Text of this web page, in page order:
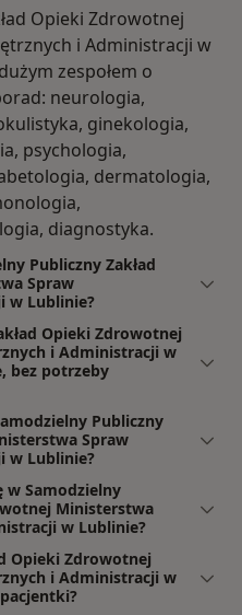
Opieki Zdrowotnej
i Administracji w
zespołem o
neurologia,
ginekologia,
psychologia,
dermatologia,
diagnostyka.
Publiczny Zakład
Spraw
w Lublinie?
Opieki Zdrowotnej
i Administracji w
bez potrzeby
Publiczny
Spraw
w Lublinie?
w Samodzielny
Ministerstwa
w Lublinie?
Opieki Zdrowotnej
i Administracji w